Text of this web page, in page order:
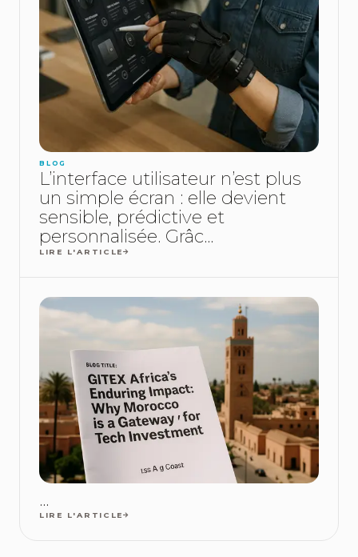
BLOG
L’interface utilisateur n’est plus
un simple écran : elle devient
sensible, prédictive et
personnalisée. Grâc...
LIRE L'ARTICLE
...
LIRE L'ARTICLE